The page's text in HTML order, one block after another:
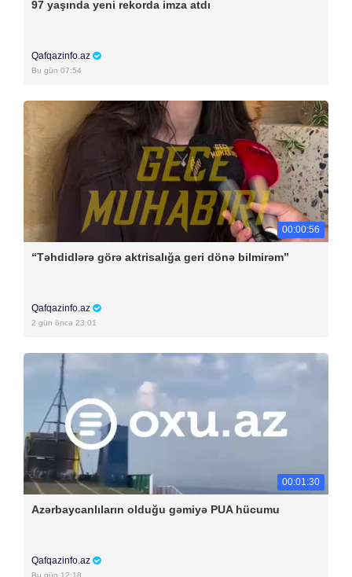
97 yaşında yeni rekorda imza atdı
Qafqazinfo.az
Bu gün 07:54
00:00:56
“Təhdidlərə görə aktrisalığa geri dönə bilmirəm”
Qafqazinfo.az
2 gün öncə 23:01
00:01:30
Azərbaycanlıların olduğu gəmiyə PUA hücumu
Qafqazinfo.az
Bu gün 12:18